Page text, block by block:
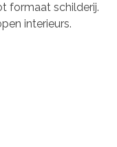
formaat schilderij.
interieurs.